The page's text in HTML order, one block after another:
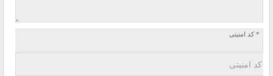
* کد امنیتی